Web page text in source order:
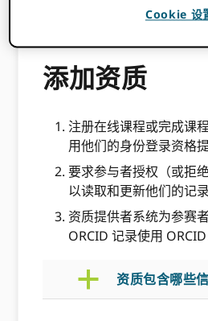
资格 ORCID 记录，并阅读
添加资质
注册在线课程或完成课
用他们的身份登录资格
要求参与者授权（或拒
以读取和更新他们的记录
资质提供者系统为参赛
ORCID 记录使用 ORCID
a 资质包含哪些信
Cookie 设